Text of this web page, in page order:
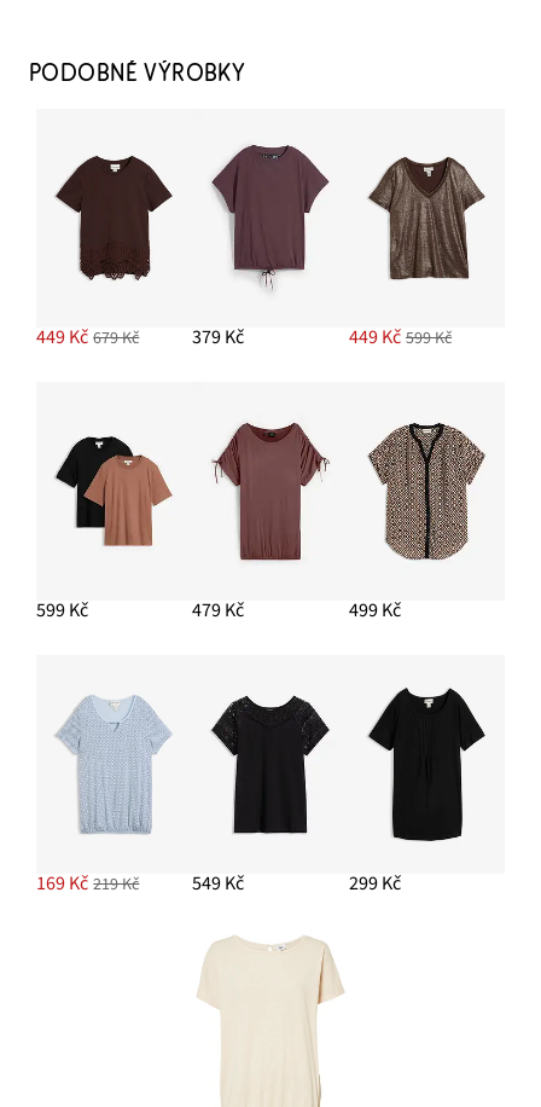
Pantofle s uzlem
PŘIDAT DO KOŠÍKU
379 Kč
PŘIDAT DO KOŠÍKU
Šortky bez zapínání, z krepu s efektem stromové
kůry
499 Kč
PŘIDAT DO KOŠÍKU
PODOBNÉ VÝROBKY
449 Kč 679 Kč 379 Kč 449 Kč 599 Kč
599 Kč 479 Kč 499 Kč
169 Kč 219 Kč 549 Kč 299 Kč